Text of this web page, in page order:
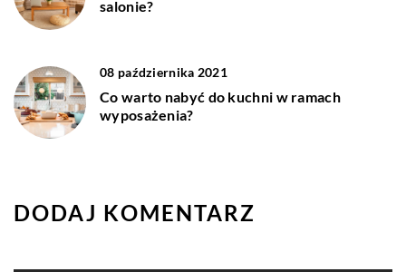
salonie?
08 października 2021
Co warto nabyć do kuchni w ramach
wyposażenia?
DODAJ KOMENTARZ